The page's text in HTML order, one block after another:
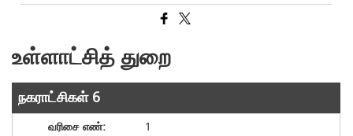
உள்ளாட்சித் துறை
நகராட்சிகள் 6
1